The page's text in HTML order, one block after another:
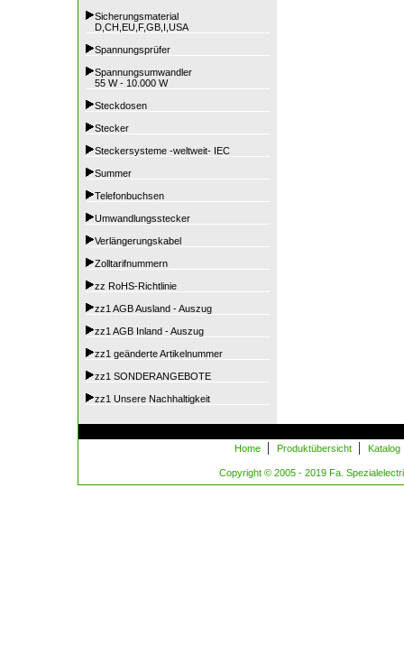
Sicherungsmaterial
D,CH,EU,F,GB,I,USA
Spannungsprüfer
Spannungsumwandler
55 W - 10.000 W
Steckdosen
Stecker
Steckersysteme -weltweit- IEC
Summer
Telefonbuchsen
Umwandlungsstecker
Verlängerungskabel
Zolltarifnummern
zz RoHS-Richtlinie
zz1 AGB Ausland - Auszug
zz1 AGB Inland - Auszug
zz1 geänderte Artikelnummer
zz1 SONDERANGEBOTE
zz1 Unsere Nachhaltigkeit
Home | Produktübersicht | Katalog
Copyright © 2005 - 2019 Fa.